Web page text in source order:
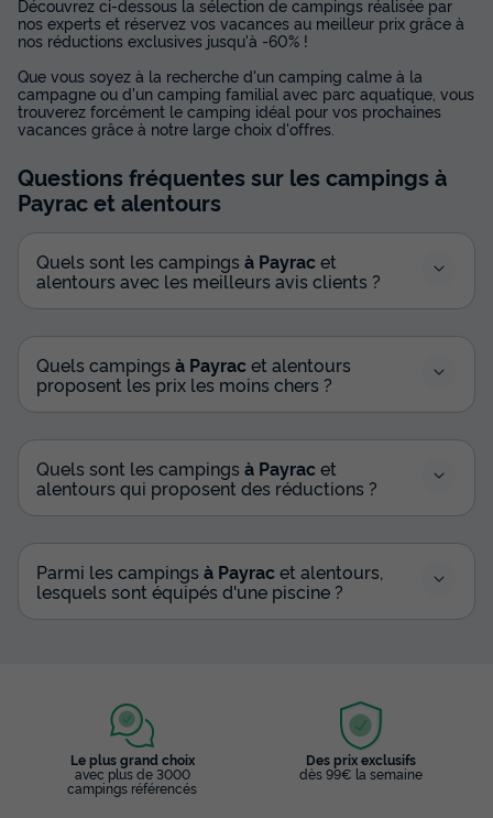
Découvrez ci-dessous la sélection de campings réalisée par
nos experts et réservez vos vacances au meilleur prix grâce à
nos réductions exclusives jusqu'à -60% !
Que vous soyez à la recherche d'un camping calme à la
campagne ou d'un camping familial avec parc aquatique, vous
trouverez forcément le camping idéal pour vos prochaines
vacances grâce à notre large choix d'offres.
Questions fréquentes sur les campings à
Payracet alentours
Quels sont les campings à Payracet
alentours avec les meilleurs avis clients ?
Quels campings à Payracet alentours
proposent les prix les moins chers ?
Quels sont les campings à Payracet
alentours qui proposent des réductions ?
Parmi les campings à Payracet alentours,
lesquels sont équipés d'une piscine ?
Le plus grand choix
avec plus de 3000
campings référencés
Des prix exclusifs
dès 99€ la semaine